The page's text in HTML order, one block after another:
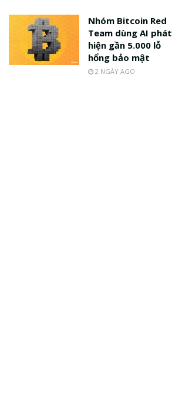
Nhóm Bitcoin Red
Team dùng AI phát
hiện gần 5.000 lỗ
hổng bảo mật
2 NGÀY AGO